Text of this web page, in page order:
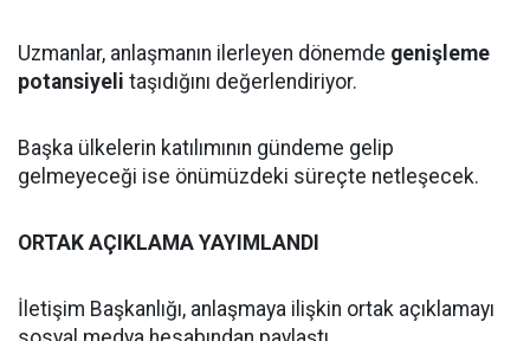
Uzmanlar, anlaşmanın ilerleyen dönemde genişleme
potansiyeli taşıdığını değerlendiriyor.
Başka ülkelerin katılımının gündeme gelip
gelmeyeceği ise önümüzdeki süreçte netleşecek.
ORTAK AÇIKLAMA YAYIMLANDI
İletişim Başkanlığı, anlaşmaya ilişkin ortak açıklamayı